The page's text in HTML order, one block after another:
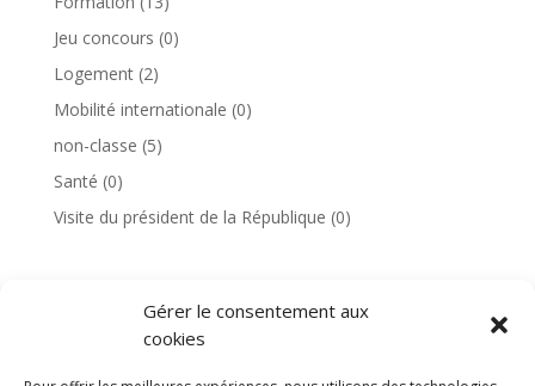
Gérer le consentement aux
cookies
Jeu concours (0)
Logement(2)
Mobilité internationale (0)
non-classe (5)
Santé (0)
Visite du président de la République (0)